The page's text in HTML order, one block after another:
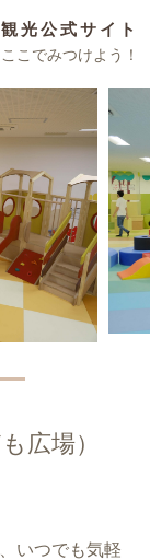
光公式サイト
こでみつけよう！
広場）
いつでも気軽